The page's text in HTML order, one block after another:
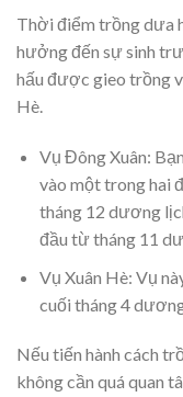
Thời điểm trồng dưa
hưởng đến sự sinh
hấu được gieo trồng
Hè.
Vụ Đông Xuân:
vào một trong hai
tháng 12 dương
đầu từ tháng 11
Vụ Xuân Hè: Vụ
cuối tháng 4
Nếu tiến hành cách
không cần quá quan